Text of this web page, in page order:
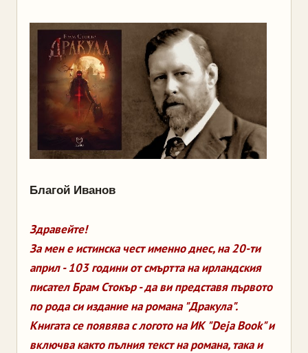
Благой Иванов
Здравейте!
За мен е истинска чест именно днес, на 20-ти
април - 103 години от смъртта на ирландския
писател Брам Стокър - да ви представя първото
по рода си издание на романа "Дракула".
Книгата се появява с логото на ИК "Deja Book" и
включва както пълния текст на романа, така и